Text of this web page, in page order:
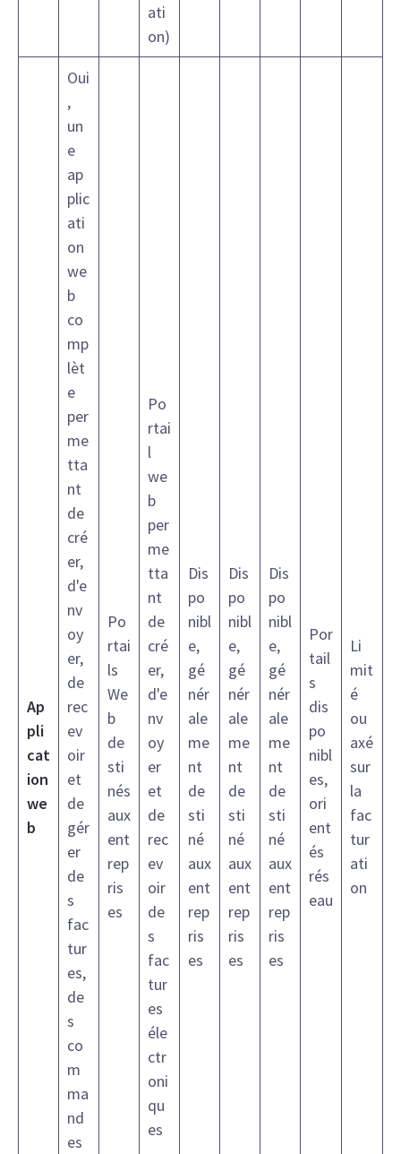
ati
on)
Ap
pli
cat
ion
we
b
Oui
,
un
e
ap
plic
ati
on
we
b
co
mp
lèt
e
per
me
tta
nt
de
cré
er,
d'e
nv
oy
er,
de
rec
ev
oir
et
de
gér
er
de
s
fac
tur
es,
de
s
co
m
ma
nd
es
Po
rtai
ls
We
b
de
sti
nés
aux
ent
rep
ris
es
Po
rtai
l
we
b
per
me
tta
nt
de
cré
er,
d'e
nv
oy
er
et
de
rec
ev
oir
de
s
fac
tur
es
éle
ctr
oni
qu
es
Dis
po
nibl
e,
gé
nér
ale
me
nt
de
sti
né
aux
ent
rep
ris
es
Dis
po
nibl
e,
gé
nér
ale
me
nt
de
sti
né
aux
ent
rep
ris
es
Dis
po
nibl
e,
gé
nér
ale
me
nt
de
sti
né
aux
ent
rep
ris
es
Por
tail
s
dis
po
nibl
es,
ori
ent
és
rés
eau
Li
mit
é
ou
axé
sur
la
fac
tur
ati
on